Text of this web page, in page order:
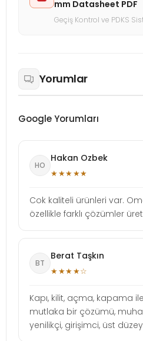
mm Datasheet PDF
Geçiş Kontrol ve PDKS
Yorumlar
Google Yorumları
HO
Hakan Ozbek
★★★★★
Cok kaliteli ürünleri var.
özellikle farklı çözümler
BT
Berat Taşkın
★★★★☆
Kapı, kilit, açma, kapama
mutlaka bir çözümü,
yenilikçi, girişimci, üst